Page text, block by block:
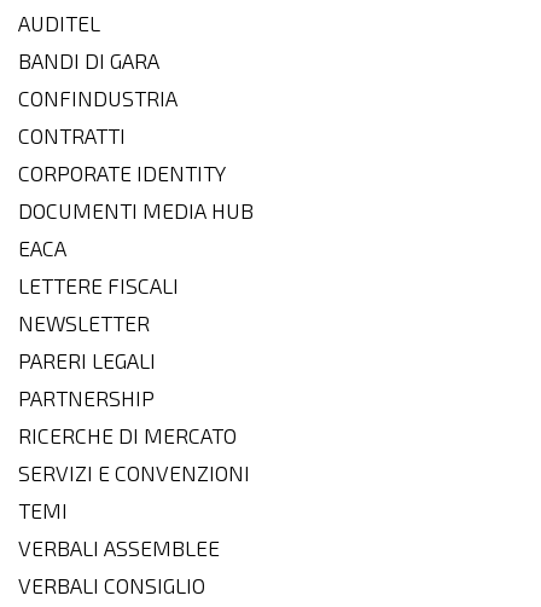
AUDITEL
BANDI DI GARA
CONFINDUSTRIA
CONTRATTI
CORPORATE IDENTITY
DOCUMENTI MEDIA HUB
EACA
LETTERE FISCALI
NEWSLETTER
PARERI LEGALI
PARTNERSHIP
RICERCHE DI MERCATO
SERVIZI E CONVENZIONI
TEMI
VERBALI ASSEMBLEE
VERBALI CONSIGLIO